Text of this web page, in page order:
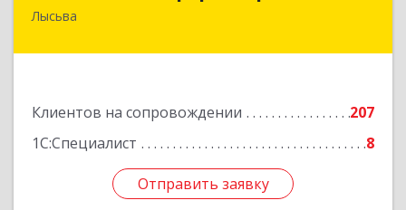
Лысьва
Клиентов на сопровождении
207
1С:Специалист
8
Отправить заявку
618909, Пермский край, Лысьва г, Металлистов
Отправить заявку